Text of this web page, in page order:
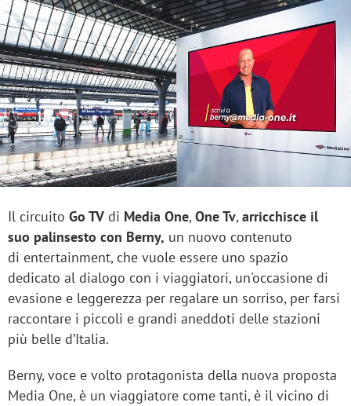
Il circuito Go TV di Media One,One Tv,arricchisce il
suo palinsesto con Berny, un nuovo contenuto
di entertainment, che vuole essere uno spazio
dedicato al dialogo con i viaggiatori, un'occasione di
evasione e leggerezza per regalare un sorriso, per farsi
raccontare i piccoli e grandi aneddoti delle stazioni
più belle d’Italia.
Berny, voce e volto protagonista della nuova proposta
Media One, è un viaggiatore come tanti, è il vicino di